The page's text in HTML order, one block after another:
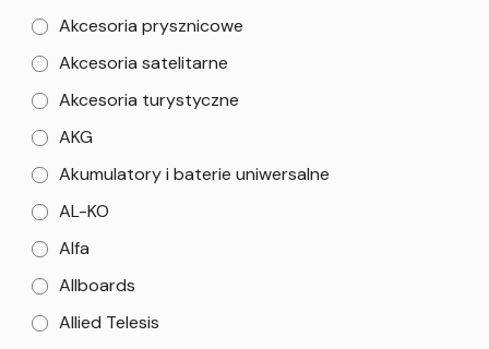
Akcesoria prysznicowe
Akcesoria satelitarne
Akcesoria turystyczne
AKG
Akumulatory i baterie uniwersalne
AL-KO
Alfa
Allboards
Allied Telesis